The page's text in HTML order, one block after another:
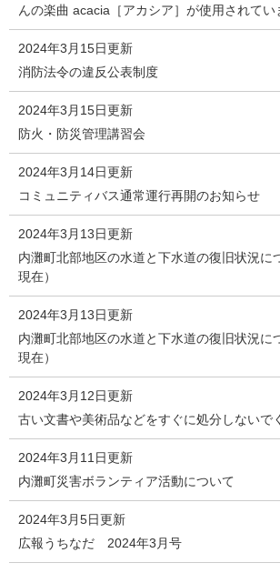
んの楽曲 acacia［アカシア］が使用されてい
2024年3月15日更新
消防法令の違反公表制度
2024年3月15日更新
防火・防災管理講習会
2024年3月14日更新
コミュニティバス通常運行再開のお知らせ
2024年3月13日更新
内灘町北部地区の水道と下水道の復旧状況に
現在）
2024年3月13日更新
内灘町北部地区の水道と下水道の復旧状況に
現在）
2024年3月12日更新
古い文書や美術品などをすぐに処分しないで
2024年3月11日更新
内灘町災害ボランティア活動について
2024年3月5日更新
広報うちなだ 2024年3月号